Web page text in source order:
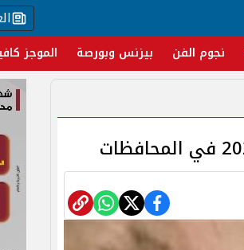
نجوم الفن بيزنس وبورصة الموجز